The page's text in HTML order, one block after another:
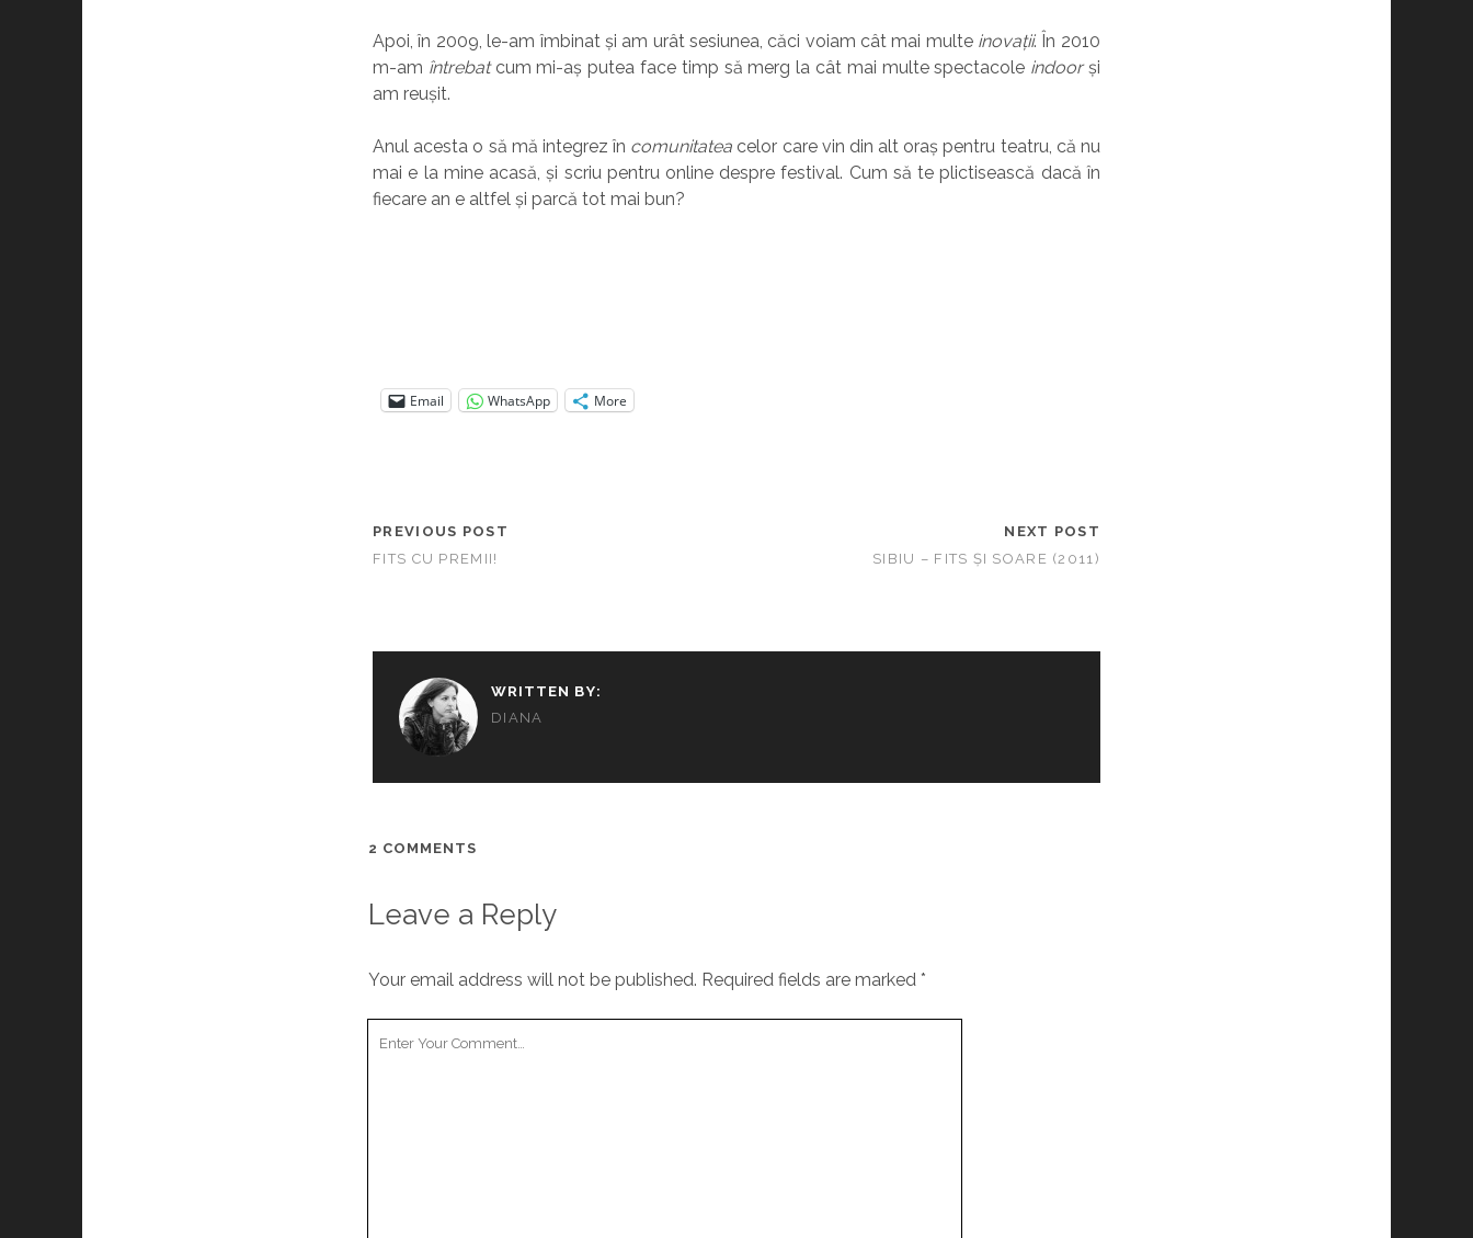
Apoi, în 2009, le-am îmbinat și am urât sesiunea, căci voiam cât mai multe inovații. În 2010
m-am întrebatcum mi-aș putea face timp să merg la cât mai multe spectacole indoorși
am reușit.
Anul acesta o să mă integrez în comunitatea celor care vin din alt oraș pentru teatru, că nu
mai e la mine acasă, și scriu pentru online despre festival. Cum să te plictisească dacă în
fiecare an e altfel și parcă tot mai bun?
Email WhatsApp More
PREVIOUS POST
FITS CU PREMII!
NEXT POST
SIBIU – FITS ȘI SOARE (2011)
WRITTEN BY:
DIANA
2 COMMENTS
Leave a Reply
Your email address will not be published. Required fields are marked *